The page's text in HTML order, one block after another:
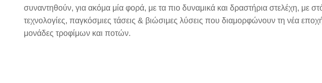
συναντηθούν, για ακόμα μία φορά, με τα πιο δυναμικά και δραστήρια στελέχη, με
τεχνολογίες, παγκόσμιες τάσεις & βιώσιμες λύσεις που διαμορφώνουν τη νέα
μονάδες τροφίμων και ποτών.